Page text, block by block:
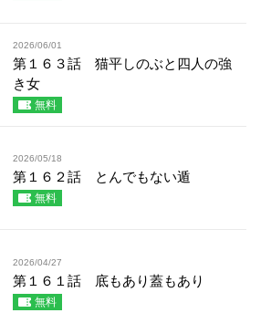
2026/06/01
第１６３話 猫平しのぶと四人の強
き女
無料
2026/05/18
第１６２話 とんでもない遁
無料
2026/04/27
第１６１話 底もあり蓋もあり
無料